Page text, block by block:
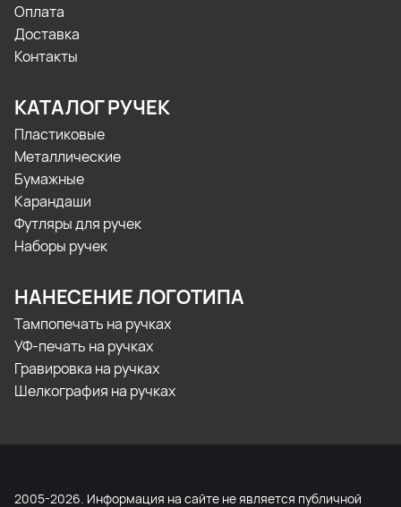
Оплата
Доставка
Контакты
КАТАЛОГ РУЧЕК
Пластиковые
Металлические
Бумажные
Карандаши
Футляры для ручек
Наборы ручек
НАНЕСЕНИЕ ЛОГОТИПА
Тампопечать на ручках
УФ-печать на ручках
Гравировка на ручках
Шелкография на ручках
2005-2026. Информация на сайте не является публичной